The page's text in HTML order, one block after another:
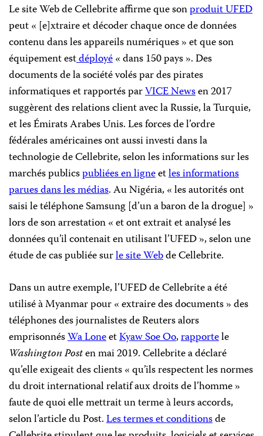
Le site Web de Cellebrite affirme que sonproduit UFED
peut « [e]xtraire et décoder chaque once de données
contenu dans les appareils numériques » et que son
équipement estdéployé« dans 150 pays ». Des
documents de la société volés par des pirates
informatiques et rapportés parVICE Newsen 2017
suggèrent des relations client avec la Russie, la Turquie,
et les Émirats Arabes Unis. Les forces de l’ordre
fédérales américaines ont aussi investi dans la
technologie de Cellebrite, selon les informations sur les
marchés publicspubliées en ligneetles informations
parues dans les médias. Au Nigéria, « les autorités ont
saisi le téléphone Samsung [d’un a baron de la drogue] »
lors de son arrestation « et ont extrait et analysé les
données qu’il contenait en utilisant l’UFED », selon une
étude de cas publiée surle site Webde Cellebrite.
Dans un autre exemple, l’UFED de Cellebrite a été
utilisé à Myanmar pour « extraire des documents » des
téléphones des journalistes de Reuters alors
emprisonnésWa LoneetKyaw Soe Oo,rapportele
Washington Posten mai 2019. Cellebrite a déclaré
qu’elle exigeait des clients « qu’ils respectent les normes
du droit international relatif aux droits de l’homme »
faute de quoi elle mettrait un terme à leurs accords,
selon l’article du Post.Les termes et conditionsde